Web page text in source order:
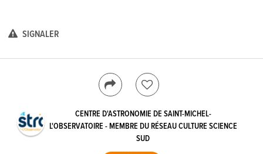
SIGNALER
CENTRE D'ASTRONOMIE DE SAINT-MICHEL-
L'OBSERVATOIRE - MEMBRE DU RÉSEAU CULTURE SCIENCE
SUD